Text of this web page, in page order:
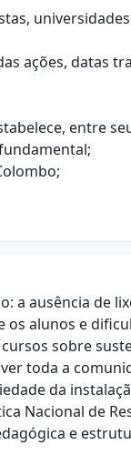
ações, datas
entre
a ausência de
alunos e
sobre
toda a
da
Nacional de
e